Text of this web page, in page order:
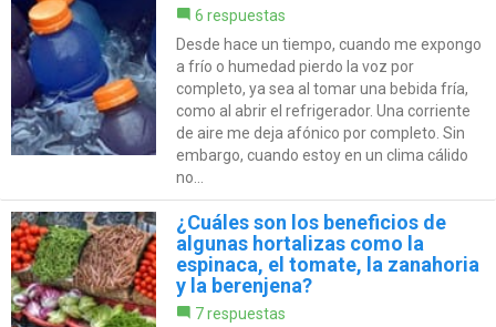
6 respuestas
Desde hace un tiempo, cuando me expongo
a frío o humedad pierdo la voz por
completo, ya sea al tomar una bebida fría,
como al abrir el refrigerador. Una corriente
de aire me deja afónico por completo. Sin
embargo, cuando estoy en un clima cálido
no...
¿Cuáles son los beneficios de
algunas hortalizas como la
espinaca, el tomate, la zanahoria
y la berenjena?
7 respuestas